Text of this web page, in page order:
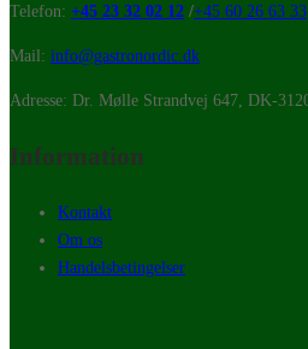
Telefon: +45 23 32 02 12 /+45 60 26 63 33
Mail: info@gastronordic.dk
Adresse: Dr. Mølle Strandvej 647, DK-
Information
Kontakt
Om os
Handelsbetingelser